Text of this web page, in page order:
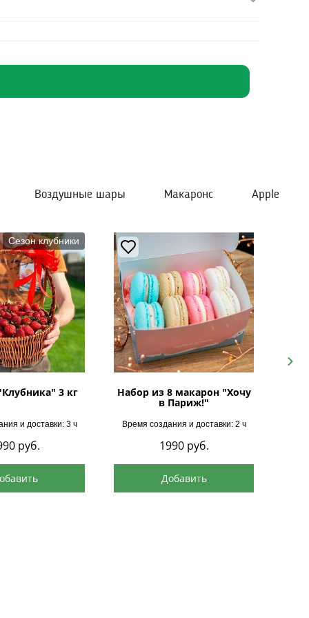
Воздушные шары Макаронс Apple
Сезон клубники
3 кг
и доставки: 3 ч
руб.
Набор из 8 макарон "Хочу
в Париж!"
Время создания и доставки: 2 ч
1990 руб.
Добавить
Next